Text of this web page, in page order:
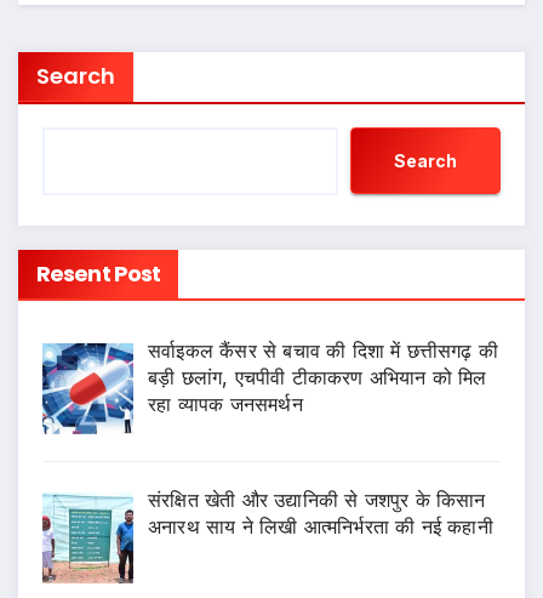
Search
Search
Resent Post
सर्वाइकल कैंसर से बचाव की दिशा में छत्तीसगढ़ की
बड़ी छलांग, एचपीवी टीकाकरण अभियान को मिल
रहा व्यापक जनसमर्थन
संरक्षित खेती और उद्यानिकी से जशपुर के किसान
अनारथ साय ने लिखी आत्मनिर्भरता की नई कहानी